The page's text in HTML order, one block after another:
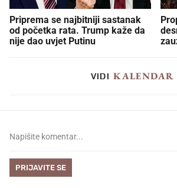
Priprema se najbitniji sastanak
od početka rata. Trump kaže da
nije dao uvjet Putinu
VIDI KALENDAR
PRIJAVITE SE